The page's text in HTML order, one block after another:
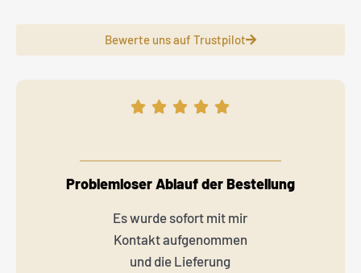
Bewerte uns auf Trustpilot
Problemloser Ablauf der Bestellung
Es wurde sofort mit mir
Kontakt aufgenommen
und die Lieferung